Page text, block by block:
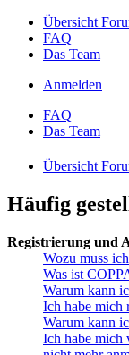
Übersicht
FAQ
Das Team
Anmelden
FAQ
Das Team
Übersicht
Häufig
Registrierung und
Wozu muss
Was ist
Warum kann
Ich habe mich
Warum kann
Ich habe mich